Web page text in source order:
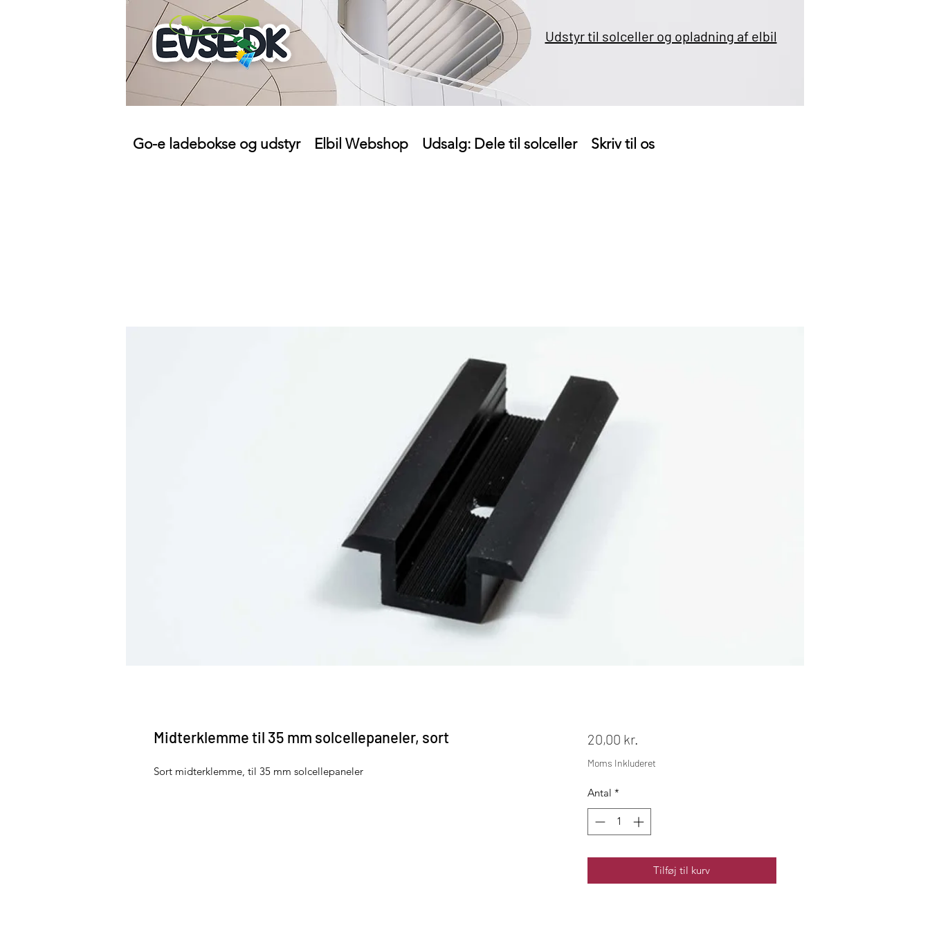
Udstyr til solceller og opladning af elbil
Go-e ladebokse og udstyr Elbil Webshop Udsalg: Dele til solceller Skriv til os
Midterklemme til 35 mm solcellepaneler, sort
Sort midterklemme, til 35 mm solcellepaneler
20,00 kr.
Moms Inkluderet
Antal *
Tilføj til kurv